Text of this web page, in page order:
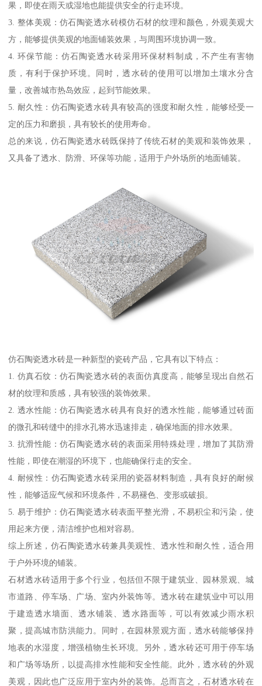
果，即使在雨天或湿地也能提供安全的行走环境。
3. 整体美观：仿石陶瓷透水砖模仿石材的纹理和颜色，外观美观大
方，能够提供美观的地面铺装效果，与周围环境协调一致。
4. 环保节能：仿石陶瓷透水砖采用环保材料制成，不产生有害物
质，有利于保护环境。同时，透水砖的使用可以增加土壤水分含
量，改善城市热岛效应，起到节能效果。
5. 耐久性：仿石陶瓷透水砖具有较高的强度和耐久性，能够经受一
定的压力和磨损，具有较长的使用寿命。
总的来说，仿石陶瓷透水砖既保持了传统石材的美观和装饰效果，
又具备了透水、防滑、环保等功能，适用于户外场所的地面铺装。
仿石陶瓷透水砖是一种新型的瓷砖产品，它具有以下特点：
1. 仿真石纹：仿石陶瓷透水砖的表面仿真度高，能够呈现出自然石
材的纹理和质感，具有较强的装饰效果。
2. 透水性能：仿石陶瓷透水砖具有良好的透水性能，能够通过砖面
的微孔和砖缝中的排水孔将水迅速排走，确保地面的排水效果。
3. 抗滑性能：仿石陶瓷透水砖的表面采用特殊处理，增加了其防滑
性能，即使在潮湿的环境下，也能确保行走的安全。
4. 耐候性：仿石陶瓷透水砖采用的瓷器材料制造，具有良好的耐候
性，能够适应气候和环境条件，不易褪色、变形或破损。
5. 易于维护：仿石陶瓷透水砖表面平整光滑，不易积尘和污染，使
用起来方便，清洁维护也相对容易。
综上所述，仿石陶瓷透水砖兼具美观性、透水性和耐久性，适合用
于户外环境的铺装。
石材透水砖适用于多个行业，包括但不限于建筑业、园林景观、城
市道路、停车场、广场、室内外装饰等。透水砖在建筑业中可以用
于建造透水墙面、透水铺装、透水路面等，可以有效减少雨水积
聚，提高城市防洪能力。同时，在园林景观方面，透水砖能够保持
地表的水湿度，增强植物生长环境。另外，透水砖还可用于停车场
和广场等场所，以提高排水性能和安全性能。此外，透水砖的外观
美观，因此也广泛应用于室内外的装饰。总而言之，石材透水砖在